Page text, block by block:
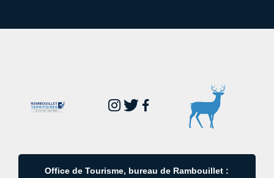
Office de Tourisme, bureau de Rambouillet :